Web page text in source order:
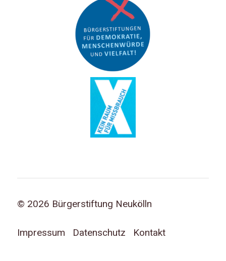
© 2026 Bürgerstiftung Neukölln
Impressum Datenschutz Kontakt